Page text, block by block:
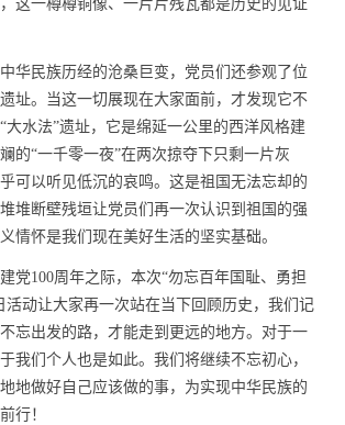
这一樽樽铜像、一片片残瓦都是历史的见证
华民族历经的沧桑巨变，党员们还参观了位
址。当这一切展现在大家面前，才发现它不
大水法”遗址，它是绵延一公里的西洋风格建
的“一千零一夜”在两次掠夺下只剩一片灰
可以听见低沉的哀鸣。这是祖国无法忘却的
堆断壁残垣让党员们再一次认识到祖国的强
情怀是我们现在美好生活的坚实基础。
党100周年之际，本次“勿忘百年国耻、勇担
活动让大家再一次站在当下回顾历史，我们记
忘出发的路，才能走到更远的地方。对于一
我们个人也是如此。我们将继续不忘初心，
地做好自己应该做的事，为实现中华民族的
行！